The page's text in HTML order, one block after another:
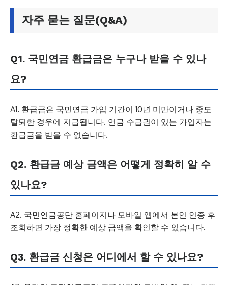
자주 묻는 질문(Q&A)
Q1. 국민연금 환급금은 누구나 받을 수 있나
요?
A1. 환급금은 국민연금 가입 기간이 10년 미만이거나 중도
탈퇴한 경우에 지급됩니다. 연금 수급권이 있는 가입자는
환급금을 받을 수 없습니다.
Q2. 환급금 예상 금액은 어떻게 정확히 알 수
있나요?
A2. 국민연금공단 홈페이지나 모바일 앱에서 본인 인증 후
조회하면 가장 정확한 예상 금액을 확인할 수 있습니다.
Q3. 환급금 신청은 어디에서 할 수 있나요?